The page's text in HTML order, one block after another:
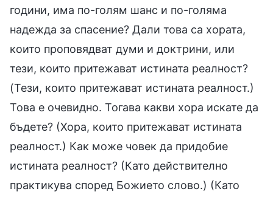
години, има по-голям шанс и по-голяма
надежда за спасение? Дали това са хората,
които проповядват думи и доктрини, или
тези, които притежават истината реалност?
(Тези, които притежават истината реалност.)
Това е очевидно. Тогава какви хора искате да
бъдете? (Хора, които притежават истината
реалност.) Как може човек да придобие
истината реалност? (Като действително
практикува според Божието слово.) (Като